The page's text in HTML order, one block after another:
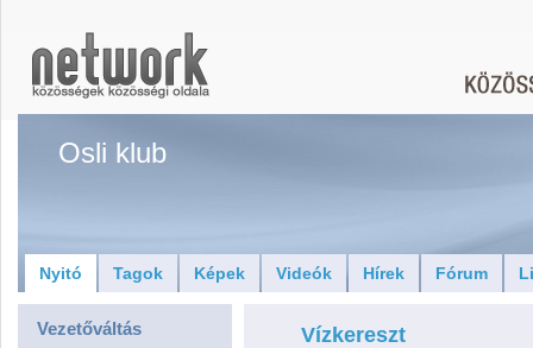
Osli klub
Nyitó Tagok Képek Videók Hírek Fórum
Vezetőváltás Vízkereszt